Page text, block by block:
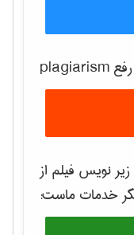
نویس فیلم از
خدمات ماست: